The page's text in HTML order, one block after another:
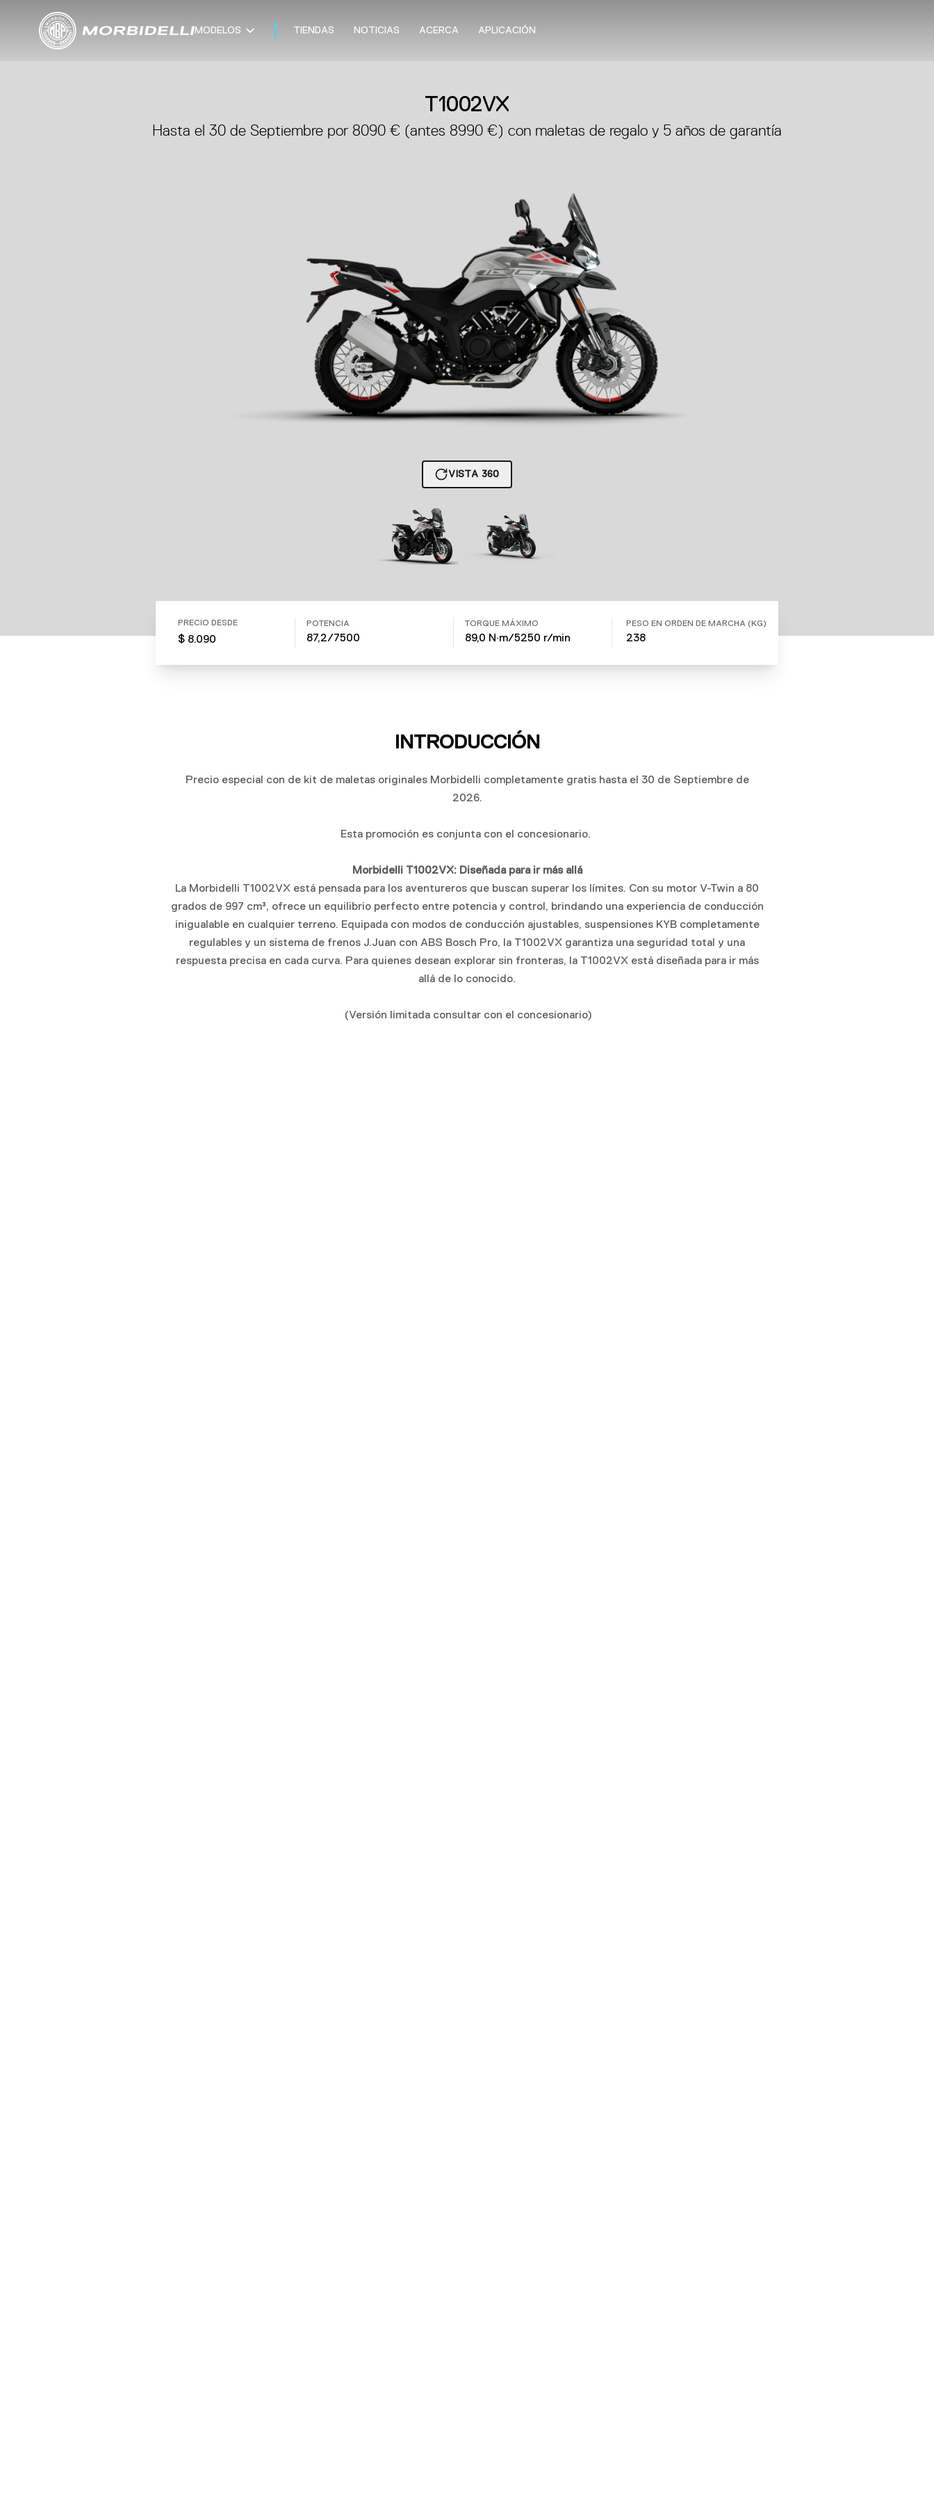
MODELOS TIENDAS NOTICIAS ACERCA APLICACIÓN
T1002VX
Hasta el 30 de Septiembre por 8090 € (antes 8990 €) con maletas de regalo y 5 años de garantía
VISTA 360
PRECIO DESDE
$ 8.090
POTENCIA
87,2/7500
TORQUE MÁXIMO
89,0 N·m/5250 r/min
PESO EN ORDEN DE MARCHA (KG)
238
INTRODUCCIÓN
Precio especial con de kit de maletas originales Morbidelli completamente gratis hasta el 30 de Septiembre de
2026.
Esta promoción es conjunta con el concesionario.
Morbidelli T1002VX: Diseñada para ir más allá
La Morbidelli T1002VX está pensada para los aventureros que buscan superar los límites. Con su motor V-Twin a 80
grados de 997 cm³, ofrece un equilibrio perfecto entre potencia y control, brindando una experiencia de conducción
inigualable en cualquier terreno. Equipada con modos de conducción ajustables, suspensiones KYB completamente
regulables y un sistema de frenos J.Juan con ABS Bosch Pro, la T1002VX garantiza una seguridad total y una
respuesta precisa en cada curva. Para quienes desean explorar sin fronteras, la T1002VX está diseñada para ir más
allá de lo conocido.
(Versión limitada consultar con el concesionario)